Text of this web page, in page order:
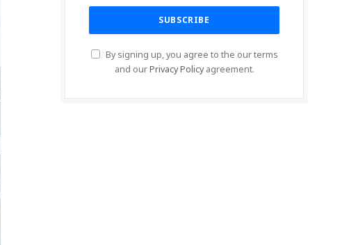
By signing up, you agree to the our terms
and ourPrivacy Policyagreement.